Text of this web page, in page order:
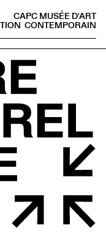
CAPC MUSÉE D'ART
CONTEMPORAIN